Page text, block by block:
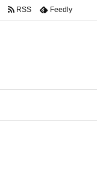
RSS Feedly